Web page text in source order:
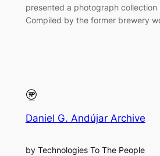
presented a photograph collection
Compiled by the former brewery
Daniel G. Andújar Archive
by Technologies To The People